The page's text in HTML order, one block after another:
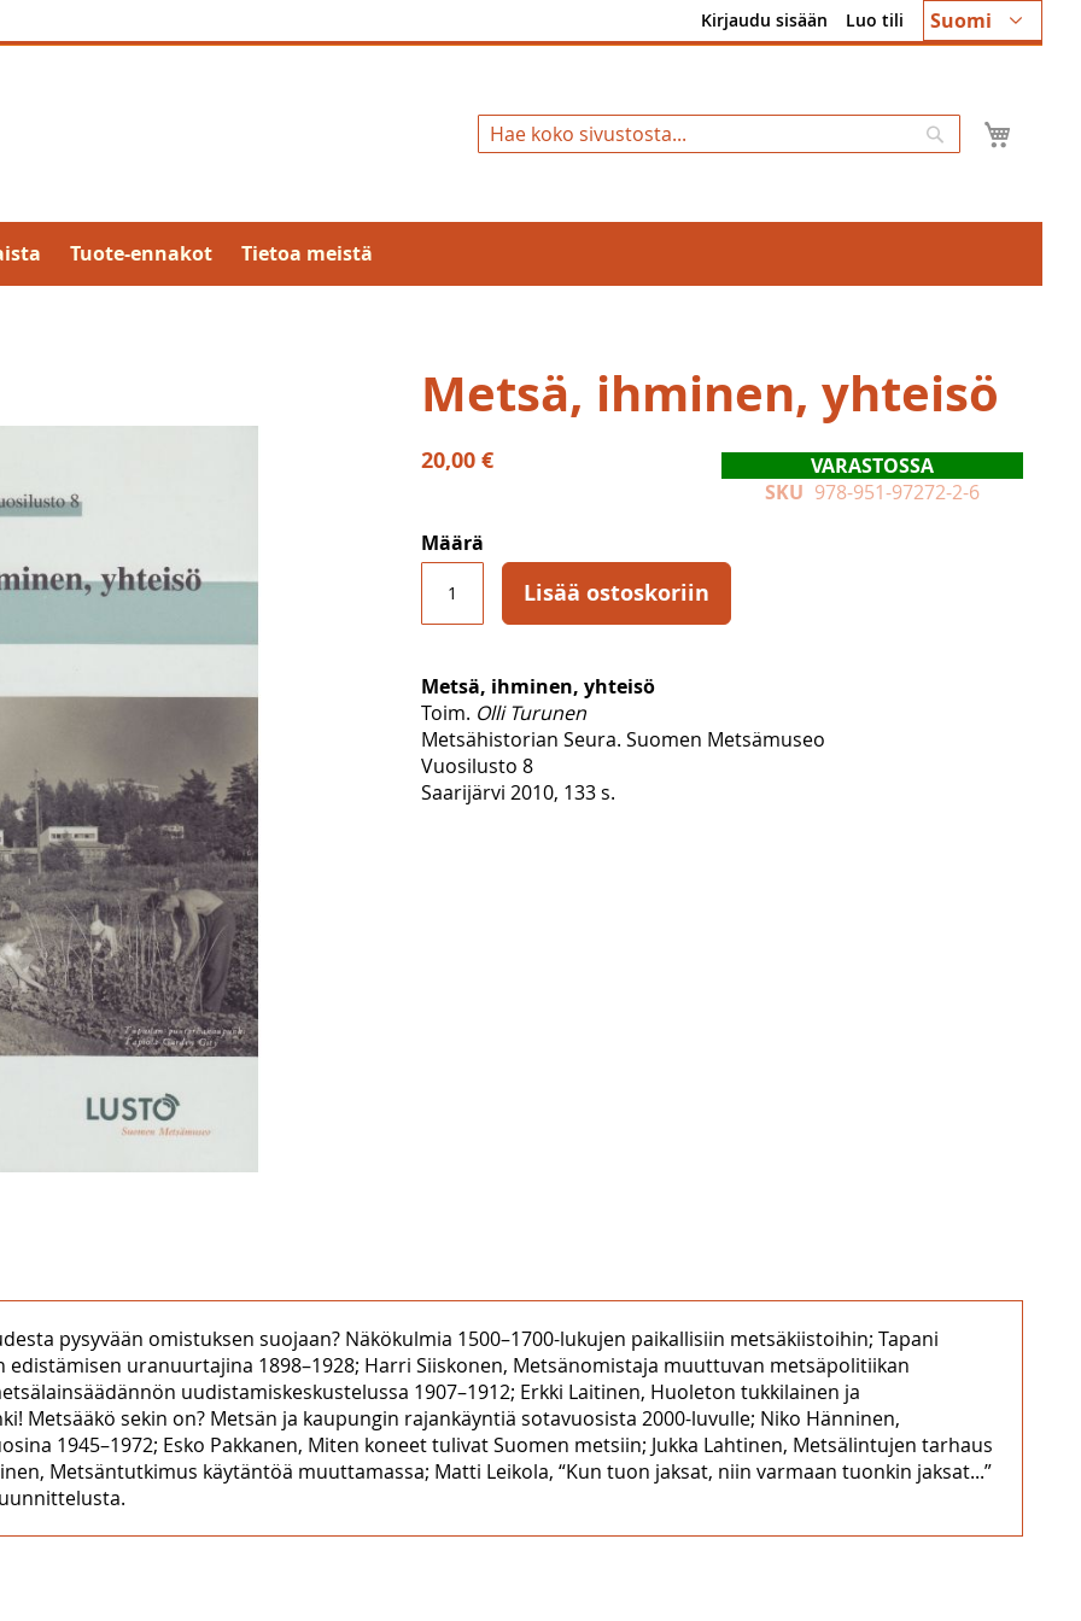
Kieli
Suomi
Kirjaudu sisään Luo tili
Hae
Tuote-ennakot Tietoa meistä
Metsä, ihminen, yhteisö
20,00 €
VARASTOSSA
SKU 978-951-97272-2-6
Määrä
Lisää ostoskoriin
Metsä, ihminen, yhteisö
Toim. Olli Turunen
Metsähistorian Seura. Suomen Metsämuseo
Vuosilusto 8
Saarijärvi 2010, 133 s.
pysyvään omistuksen suojaan? Näkökulmia 1500–1700-lukujen paikallisiin metsäkiistoihin; Tapani
uranuurtajina 1898–1928; Harri Siiskonen, Metsänomistaja muuttuvan metsäpolitiikan
uudistamiskeskustelussa 1907–1912; Erkki Laitinen, Huoleton tukkilainen ja
Metsääkö sekin on? Metsän ja kaupungin rajankäyntiä sotavuosista 2000-luvulle; Niko Hänninen,
1945–1972; Esko Pakkanen, Miten koneet tulivat Suomen metsiin; Jukka Lahtinen, Metsälintujen tarhaus
Metsäntutkimus käytäntöä muuttamassa; Matti Leikola, “Kun tuon jaksat, niin varmaan tuonkin jaksat...”